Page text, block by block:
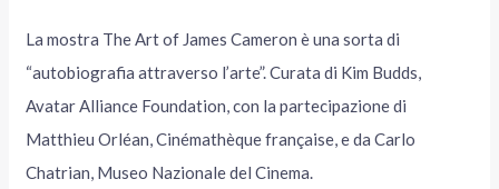
La mostra The Art of James Cameron è una sorta di
“autobiografia attraverso l’arte”. Curata di Kim Budds,
Avatar Alliance Foundation, con la partecipazione di
Matthieu Orléan, Cinémathèque française, e da Carlo
Chatrian, Museo Nazionale del Cinema.